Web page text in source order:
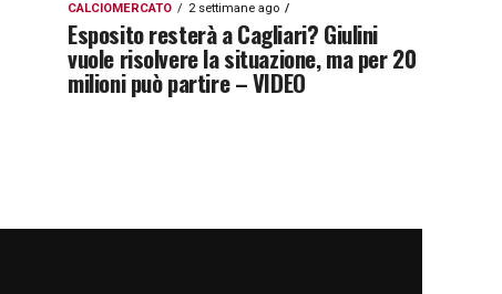
CALCIOMERCATO 2 settimane ago
Esposito resterà a Cagliari? Giulini
vuole risolvere la situazione, ma per 20
milioni può partire – VIDEO